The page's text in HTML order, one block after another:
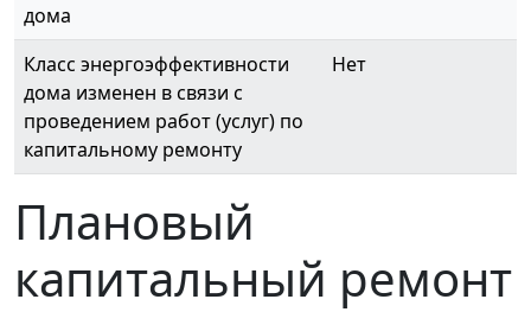
дома
Класс энергоэффективности
дома изменен в связи с
проведением работ (услуг) по
капитальному ремонту
Нет
Плановый
капитальный ремонт